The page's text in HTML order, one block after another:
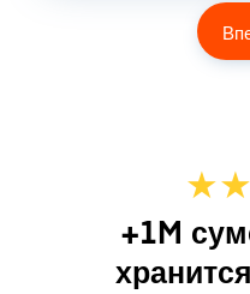
★★
+1M
хранится